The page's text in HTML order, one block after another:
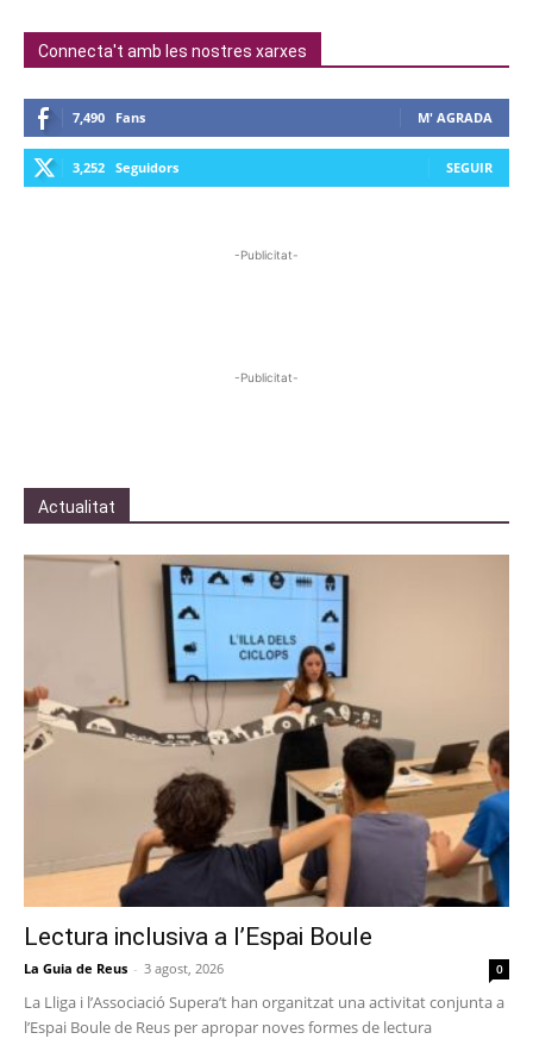
Connecta't amb les nostres xarxes
7,490 Fans M' AGRADA
3,252 Seguidors SEGUIR
-Publicitat-
-Publicitat-
Actualitat
Lectura inclusiva a l’Espai Boule
La Guia de Reus - 3 agost, 2026 0
La Lliga i l’Associació Supera’t han organitzat una activitat conjunta a
l’Espai Boule de Reus per apropar noves formes de lectura